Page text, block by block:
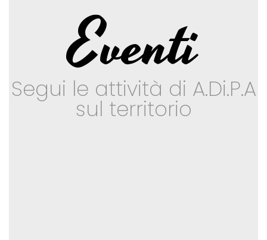
Eventi
Segui le attività di A.Di.P.A
sul territorio